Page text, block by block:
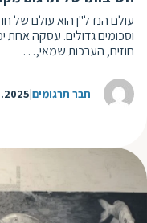
עולם הנדל"ן הוא עולם של
וסכומים גדולים. עסקה אחת
חוזים, הערכות שמאי,…
חבר תרגומים